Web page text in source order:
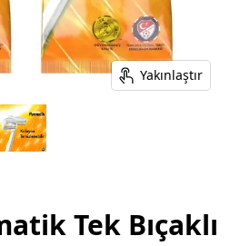
Yakınlaştır
Tek Bıçaklı